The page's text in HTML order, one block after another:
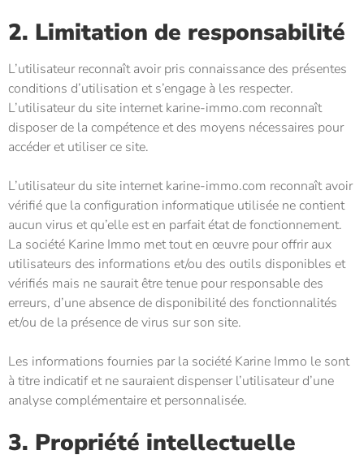
2. Limitation de responsabilité
L’utilisateur reconnaît avoir pris connaissance des présentes
conditions d’utilisation et s’engage à les respecter.
L’utilisateur du site internet karine-immo.com reconnaît
disposer de la compétence et des moyens nécessaires pour
accéder et utiliser ce site.
L’utilisateur du site internet karine-immo.com reconnaît avoir
vérifié que la configuration informatique utilisée ne contient
aucun virus et qu’elle est en parfait état de fonctionnement.
La société Karine Immo met tout en œuvre pour offrir aux
utilisateurs des informations et/ou des outils disponibles et
vérifiés mais ne saurait être tenue pour responsable des
erreurs, d’une absence de disponibilité des fonctionnalités
et/ou de la présence de virus sur son site.
Les informations fournies par la société Karine Immo le sont
à titre indicatif et ne sauraient dispenser l’utilisateur d’une
analyse complémentaire et personnalisée.
3. Propriété intellectuelle